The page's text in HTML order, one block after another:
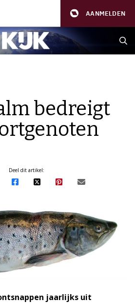
AANMELDEN
bedreigt
Deel dit artikel:
jaarlijks uit